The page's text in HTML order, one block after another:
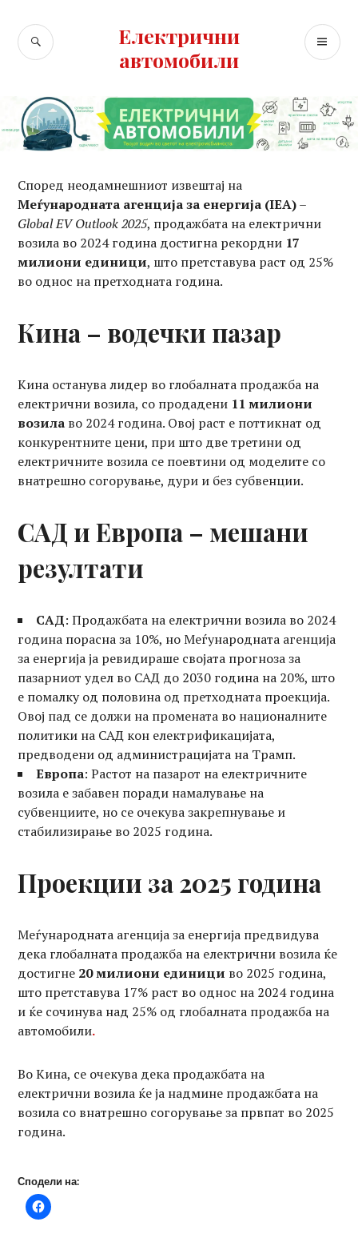
content
Електрични
автомобили
SEARCH
Според неодамнешниот извештај на
Меѓународната агенција за енергија (IEA)–
Global EV Outlook 2025, продажбата на електрични
возила во 2024 година достигна рекордни 17
милиони единици, што претставува раст од 25%
во однос на претходната година.
Кина – водечки пазар
Кина останува лидер во глобалната продажба на
електрични возила, со продадени 11 милиони
возила во 2024 година. Овој раст е поттикнат од
конкурентните цени, при што две третини од
електричните возила се поевтини од моделите со
внатрешно согорување, дури и без субвенции.
САД и Европа – мешани
резултати
САД: Продажбата на електрични возила во 2024
година порасна за 10%, но Меѓународната агенција
за енергија ја ревидираше својата прогноза за
пазарниот удел во САД до 2030 година на 20%, што
е помалку од половина од претходната проекција.
Овој пад се должи на промената во националните
политики на САД кон електрификацијата,
предводени од администрацијата на Трамп.
Европа: Растот на пазарот на електричните
возила е забавен поради намалување на
субвенциите, но се очекува закрепнување и
стабилизирање во 2025 година.
Проекции за 2025 година
Меѓународната агенција за енергија предвидува
дека глобалната продажба на електрични возила ќе
достигне 20 милиони единици во 2025 година,
што претставува 17% раст во однос на 2024 година
и ќе сочинува над 25% од глобалната продажба на
автомобили.
Во Кина, се очекува дека продажбата на
електрични возила ќе ја надмине продажбата на
возила со внатрешно согорување за првпат во 2025
година.
Сподели на: